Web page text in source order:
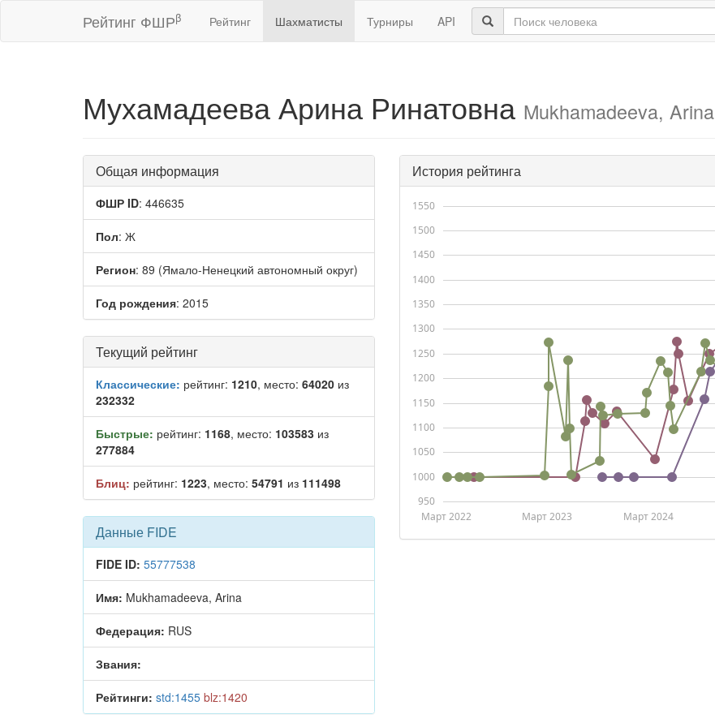
Рейтинг ФШРβ Рейтинг Шахматисты Турниры API
Мухамадеева Арина Ринатовна Mukhamadeeva, Arina
Общая информация
ФШР ID: 446635
Пол: Ж
Регион: 89 (Ямало-Ненецкий автономный округ)
Год рождения: 2015
Текущий рейтинг
Классические: рейтинг: 1210, место: 64020 из
232332
Быстрые: рейтинг: 1168, место: 103583 из
277884
Блиц: рейтинг: 1223, место: 54791 из 111498
Данные FIDE
FIDE ID: 55777538
Имя: Mukhamadeeva, Arina
Федерация: RUS
Звания:
Рейтинги: std:1455 blz:1420
История рейтинга
Март 2022 Март 2023 Март 2024
950
1000
1050
1100
1150
1200
1250
1300
1350
1400
1450
1500
1550